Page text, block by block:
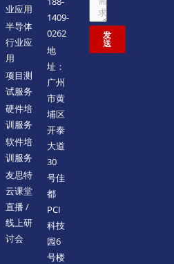
业应用
半导体
行业应
用
项目测
试服务
硬件培
训服务
软件培
训服务
友思特
云课堂
直播 /
线上研
讨会
1409-
0262
地
址：
广州
市黄
埔区
开泰
大道
30
号佳
都
PCI
科技
园6
号楼
发
送